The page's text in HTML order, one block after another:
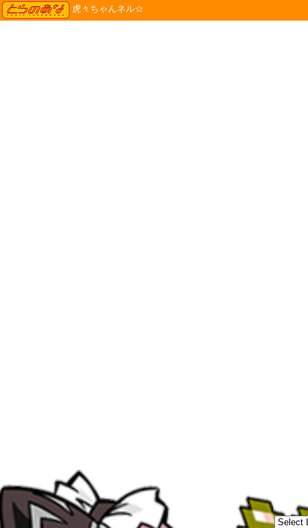
TORANOANA
虎々ちゃんネル☆